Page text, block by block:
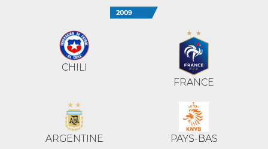
2009
CHILI
FRANCE
ARGENTINE PAYS-BAS